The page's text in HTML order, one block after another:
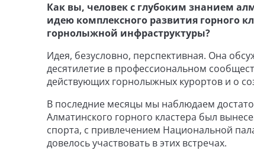
Как вы, человек с глубоким знанием
идею комплексного развития горного
горнолыжной инфраструктуры?
Идея, безусловно, перспективная. Она
десятилетие в профессиональном
действующих горнолыжных курортов и о
В последние месяцы мы наблюдаем
Алматинского горного кластера был
спорта, с привлечением Национальной
довелось участвовать в этих встречах.